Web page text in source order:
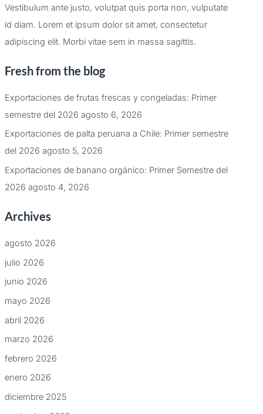
Vestibulum ante justo, volutpat quis porta non, vulputate
id diam. Lorem et ipsum dolor sit amet, consectetur
adipiscing elit. Morbi vitae sem in massa sagittis.
Fresh from the blog
Exportaciones de frutas frescas y congeladas: Primer
semestre del 2026 agosto 6, 2026
Exportaciones de palta peruana a Chile: Primer semestre
del 2026 agosto 5, 2026
Exportaciones de banano orgánico: Primer Semestre del
2026 agosto 4, 2026
Archives
agosto 2026
julio 2026
junio 2026
mayo 2026
abril 2026
marzo 2026
febrero 2026
enero 2026
diciembre 2025